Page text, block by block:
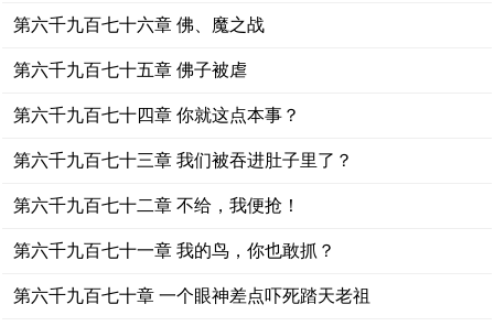
第六千九百七十六章 佛、魔之战
第六千九百七十五章 佛子被虐
第六千九百七十四章 你就这点本事？
第六千九百七十三章 我们被吞进肚子里了？
第六千九百七十二章 不给，我便抢！
第六千九百七十一章 我的鸟，你也敢抓？
第六千九百七十章 一个眼神差点吓死踏天老祖